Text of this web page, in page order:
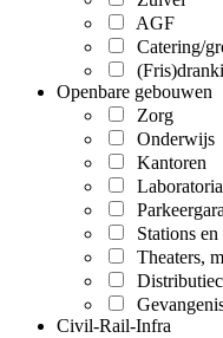
AGF
Catering/
Openbare gebouwen
Zorg
Onderwijs
Kantoren
Laboratoria
Stations
Theaters,
Civil-Rail-Infra